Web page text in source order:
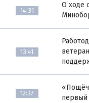
14:31
О ходе
13:41
12:37
первый